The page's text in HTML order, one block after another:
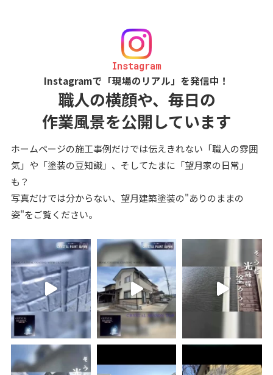
Instagram
Instagramで「現場のリアル」を発信中！
職人の横顔や、毎日の
作業風景を公開しています
ホームページの施工事例だけでは伝えきれない「職人の雰囲
気」や「塗装の豆知識」、そしてたまに「望月家の日常」
も？
写真だけでは分からない、望月建築塗装の"ありのままの
姿"をご覧ください。